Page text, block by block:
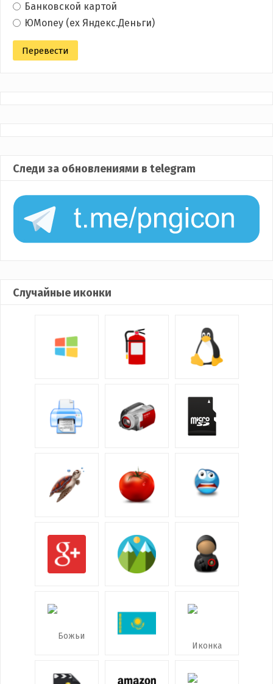
Банковской картой
ЮMoney (ex Яндекс.Деньги)
Следи за обновлениями в telegram
Случайные иконки